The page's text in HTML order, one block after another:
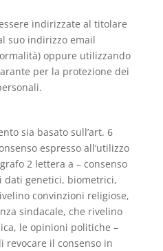
indirizzate al titolare
suo indirizzo email
oppure utilizzando
per la protezione dei
sia basato sull’art. 6
espresso all’utilizzo
2 lettera a – consenso
dati genetici, biometrici,
convinzioni religiose,
sindacale, che rivelino
le opinioni politiche –
revocare il consenso in